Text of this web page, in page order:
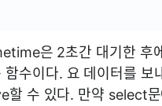
은 2초간 대기한 후
함수이다. 요 데이터를 보
할 수 있다. 만약 select